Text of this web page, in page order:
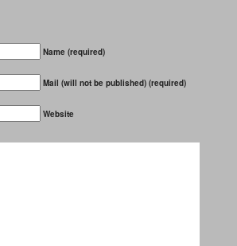
Name (required)
Mail (will not be published) (required)
Website